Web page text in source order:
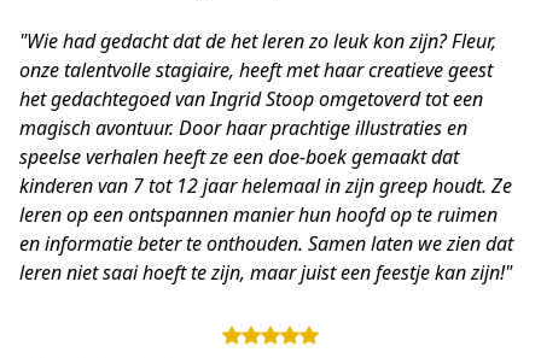
"Wie had gedacht dat de het leren zo leuk kon zijn? Fleur,
onze talentvolle stagiaire, heeft met haar creatieve geest
het gedachtegoed van Ingrid Stoop omgetoverd tot een
magisch avontuur. Door haar prachtige illustraties en
speelse verhalen heeft ze een doe-boek gemaakt dat
kinderen van 7 tot 12 jaar helemaal in zijn greep houdt. Ze
leren op een ontspannen manier hun hoofd op te ruimen
en informatie beter te onthouden. Samen laten we zien dat
leren niet saai hoeft te zijn, maar juist een feestje kan zijn!"